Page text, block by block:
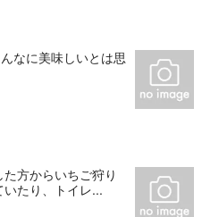
なに美味しいとは思
方からいちご狩り
たり、トイレ...